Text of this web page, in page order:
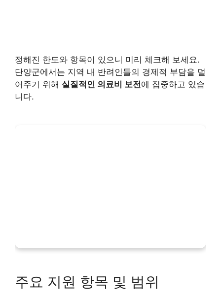
정해진 한도와 항목이 있으니 미리 체크해 보세요.
단양군에서는 지역 내 반려인들의 경제적 부담을 덜
어주기 위해 실질적인 의료비 보전에 집중하고 있습
니다.
주요 지원 항목 및 범위